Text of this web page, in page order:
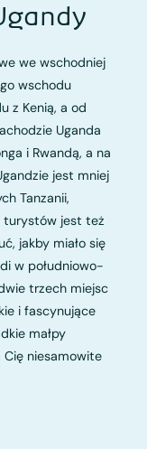
we wschodniej
wschodu
z Kenią, a od
Uganda
i Rwandą, a na
jest mniej
Tanzanii,
turystów jest też
jakby miało się
w południowo-
trzech miejsc
i fascynujące
małpy
Cię niesamowite